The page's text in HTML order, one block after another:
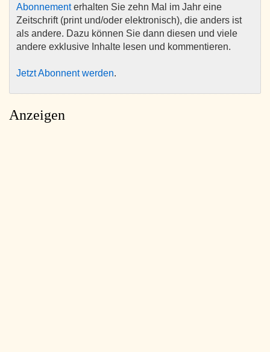
Abonnementerhalten Sie zehn Mal im Jahr eine
Zeitschrift (print und/oder elektronisch), die anders ist
als andere. Dazu können Sie dann diesen und viele
andere exklusive Inhalte lesen und kommentieren.
Jetzt Abonnent werden.
Anzeigen